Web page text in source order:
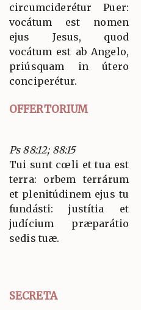
circumciderétur Puer:
vocátum est nomen
ejus Jesus, quod
vocátum est ab Angelo,
priúsquam in útero
conciperétur.
OFFERTORIUM
Ps 88:12; 88:15
Tui sunt cœli et tua est
terra: orbem terrárum
et plenitúdinem ejus tu
fundásti: justítia et
judícium præparátio
sedis tuæ.
SECRETA